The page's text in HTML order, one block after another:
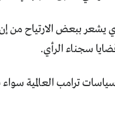
يشعر ببعض الارتياح
سجناء الرأي.
ترامب العالمية